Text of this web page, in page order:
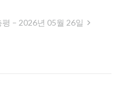
– 2026년 05월 26일